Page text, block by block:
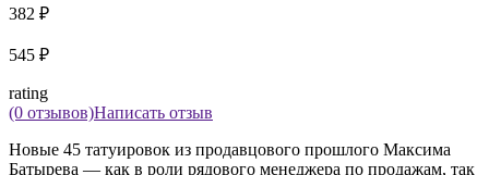
382 ₽
545 ₽
rating
(0 отзывов)Написать отзыв
Новые 45 татуировок из продавцового прошлого Максима
Батырева — как в роли рядового менеджера по продажам, так